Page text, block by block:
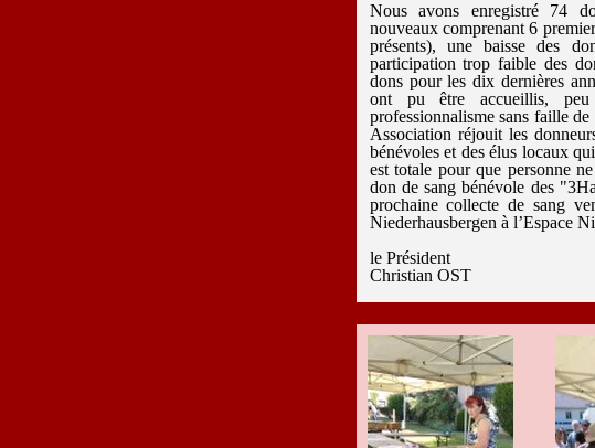
Nous avons enregistré 74
nouveaux comprenant 6
présents), une baisse des
participation trop faible des
dons pour les dix dernières
ont pu être accueillis, peu
professionnalisme sans faille
Association réjouit les
bénévoles et des élus locaux
est totale pour que personne
don de sang bénévole des
prochaine collecte de sang
Niederhausbergen à l’Espace
le Président
Christian OST